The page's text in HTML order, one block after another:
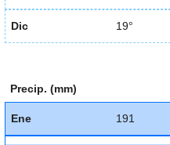
Dic 19°
Precip. (mm)
Ene 191